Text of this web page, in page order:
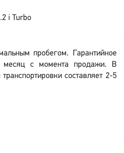
i Turbo
пробегом. Гарантийное
с момента продажи. В
составляет 2-5